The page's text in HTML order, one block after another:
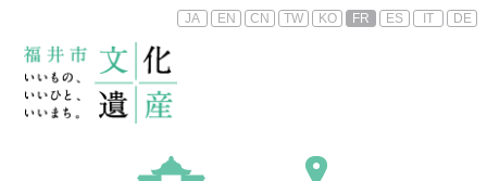
JA EN CN TW KO FR ES IT DE